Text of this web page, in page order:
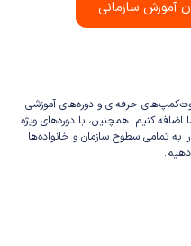
آموزش سازمانی
حرفه‌ای و دوره‌های آموزشی
کنیم. همچنین، با دوره‌های ویژه
به تمامی سطوح سازمان و خانواده‌ها